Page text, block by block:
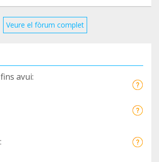
groups/177705540592
2500126696949500/
veterinarioavenidadelp
clinicaveterinariarambl
Veure el fòrum complet
avui: